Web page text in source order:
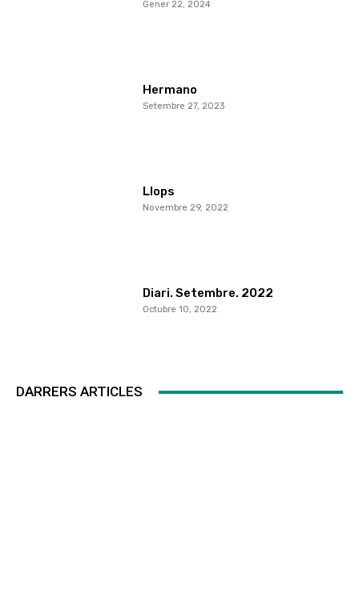
Gener 22, 2024
Hermano
Setembre 27, 2023
Llops
Novembre 29, 2022
Diari. Setembre. 2022
Octubre 10, 2022
DARRERS ARTICLES